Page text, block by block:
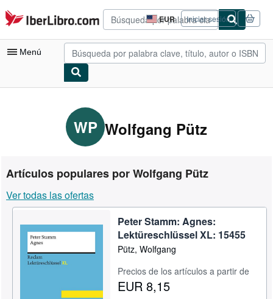
Pasar al contenido principal
IberLibro.com EUR
Preferencias
de
compra
del
Iniciar sesión
Menú
Consultar mis pedidos
Búsqueda avanzada
Libros antiguos
Arte y coleccionismo
Vendedores
Comenzar a vender
Ayuda
CERRAR
WP Wolfgang Pütz
Artículos populares por Wolfgang Pütz
Ver todas las ofertas
Peter Stamm: Agnes:
Lektüreschlüssel XL: 15455
Pütz, Wolfgang
Precios de los artículos a partir de
EUR 8,15